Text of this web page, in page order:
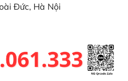
Đức, Hà Nội